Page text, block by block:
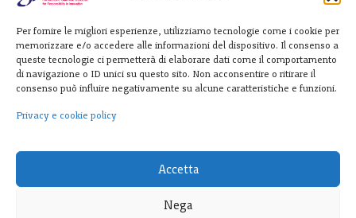
Per fornire le migliori esperienze, utilizziamo tecnologie come i cookie per
memorizzare e/o accedere alle informazioni del dispositivo. Il consenso a
queste tecnologie ci permetterà di elaborare dati come il comportamento
di navigazione o ID unici su questo sito. Non acconsentire o ritirare il
consenso può influire negativamente su alcune caratteristiche e funzioni.
Privacy e cookie policy
Accetta
Nega
20122 Milano - Italia
T. +39 02 781933
F. + 39 02 76392030
info@fondazionebassetti.org
p.i. 12520270153